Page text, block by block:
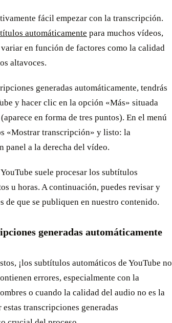
fácil empezar con la transcripción.
automáticamente para muchos vídeos,
en función de factores como la calidad
altavoces.
generadas automáticamente, tendrás
y hacer clic en la opción «Más» situada
en forma de tres puntos). En el menú
«Mostrar transcripción» y listo: la
panel a la derecha del vídeo.
suele procesar los subtítulos
u horas. A continuación, puedes revisar y
de que se publiquen en nuestro contenido.
generadas automáticamente
¡los subtítulos automáticos de YouTube no
errores, especialmente con la
o cuando la calidad del audio no es la
transcripciones generadas